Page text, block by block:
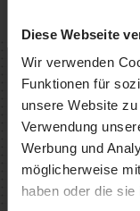
Zustimmung
Wir helfen
So lange, bis Ihr